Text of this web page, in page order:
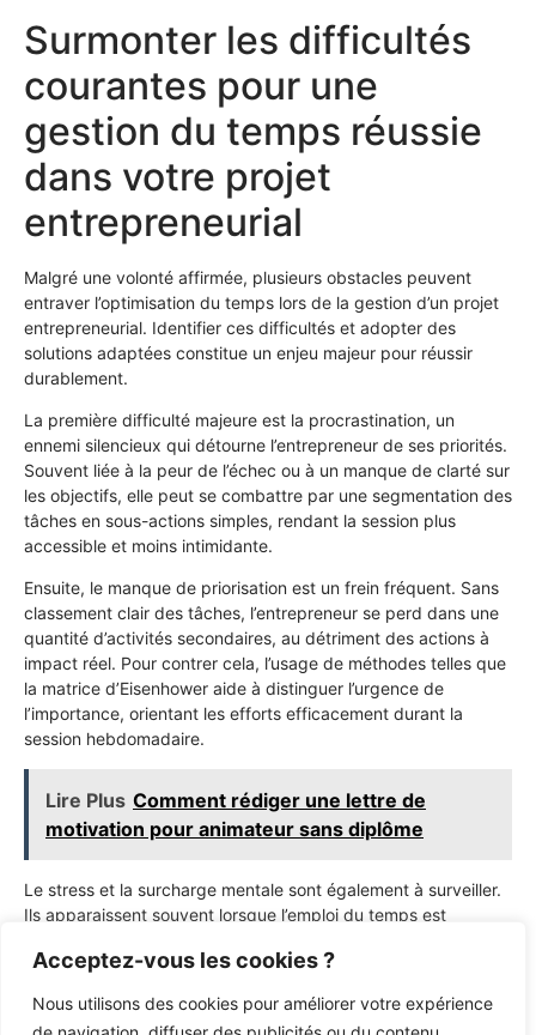
Acceptez-vous les cookies ?
Nous utilisons des cookies pour améliorer votre expérience
Surmonter les difficultés
courantes pour une
gestion du temps réussie
dans votre projet
entrepreneurial
Malgré une volonté affirmée, plusieurs obstacles peuvent
entraver l’optimisation du temps lors de la gestion d’un projet
entrepreneurial. Identifier ces difficultés et adopter des
solutions adaptées constitue un enjeu majeur pour réussir
durablement.
La première difficulté majeure est la procrastination, un
ennemi silencieux qui détourne l’entrepreneur de ses priorités.
Souvent liée à la peur de l’échec ou à un manque de clarté sur
les objectifs, elle peut se combattre par une segmentation des
tâches en sous-actions simples, rendant la session plus
accessible et moins intimidante.
Ensuite, le manque de priorisation est un frein fréquent. Sans
classement clair des tâches, l’entrepreneur se perd dans une
quantité d’activités secondaires, au détriment des actions à
impact réel. Pour contrer cela, l’usage de méthodes telles que
la matrice d’Eisenhower aide à distinguer l’urgence de
l’importance, orientant les efforts efficacement durant la
session hebdomadaire.
Lire Plus Comment rédiger une lettre de
motivation pour animateur sans diplôme
Le stress et la surcharge mentale sont également à surveiller.
Ils apparaissent souvent lorsque l’emploi du temps est
des pauses, à créer des plages de respiration et à s’accorder
motivation.